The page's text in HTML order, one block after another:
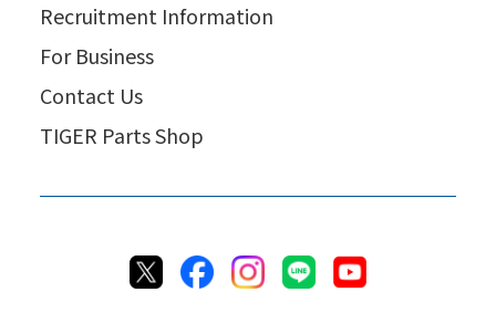
Recruitment Information
For Business
Contact Us
TIGER Parts Shop